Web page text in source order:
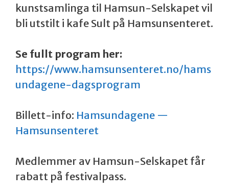
kunstsamlinga til Hamsun-Selskapet vil
bli utstilt i kafe Sult på Hamsunsenteret.
Se fullt program her:
https://www.hamsunsenteret.no/hams
undagene-dagsprogram
Billett-info: Hamsundagene —
Hamsunsenteret
Medlemmer av Hamsun-Selskapet får
rabatt på festivalpass.